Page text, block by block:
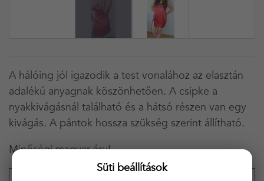
A hálóing jól igazodik a test vonalához az elasztán
adalékú anyagnak köszönhetően. A csipke a
nyakkivágásnál található és a hátsó részen van egy
kivágás. A pántok hossza szükség szerint állítható.
Minőségi magyar áru!
Süti beállítások